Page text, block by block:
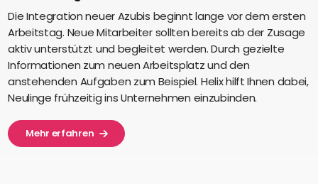
Die Integration neuer Azubis beginnt lange vor dem ersten
Arbeitstag. Neue Mitarbeiter sollten bereits ab der Zusage
aktiv unterstützt und begleitet werden. Durch gezielte
Informationen zum neuen Arbeitsplatz und den
anstehenden Aufgaben zum Beispiel. Helix hilft Ihnen dabei,
Neulinge frühzeitig ins Unternehmen einzubinden.
Mehr erfahren